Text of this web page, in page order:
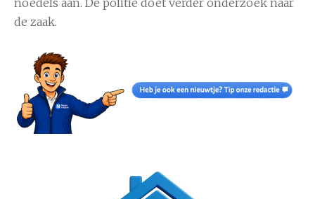
noedels aan. De politie doet verder onderzoek naar
de zaak.